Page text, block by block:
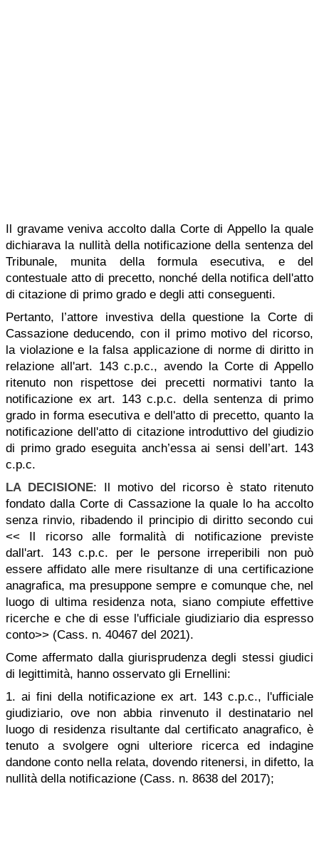
Il gravame veniva accolto dalla Corte di Appello la quale
dichiarava la nullità della notificazione della sentenza del
Tribunale, munita della formula esecutiva, e del
contestuale atto di precetto, nonché della notifica dell'atto
di citazione di primo grado e degli atti conseguenti.
Pertanto, l’attore investiva della questione la Corte di
Cassazione deducendo, con il primo motivo del ricorso,
la violazione e la falsa applicazione di norme di diritto in
relazione all'art. 143 c.p.c., avendo la Corte di Appello
ritenuto non rispettose dei precetti normativi tanto la
notificazione ex art. 143 c.p.c. della sentenza di primo
grado in forma esecutiva e dell'atto di precetto, quanto la
notificazione dell'atto di citazione introduttivo del giudizio
di primo grado eseguita anch’essa ai sensi dell’art. 143
c.p.c.
LA DECISIONE: Il motivo del ricorso è stato ritenuto
fondato dalla Corte di Cassazione la quale lo ha accolto
senza rinvio, ribadendo il principio di diritto secondo cui
<< Il ricorso alle formalità di notificazione previste
dall'art. 143 c.p.c. per le persone irreperibili non può
essere affidato alle mere risultanze di una certificazione
anagrafica, ma presuppone sempre e comunque che, nel
luogo di ultima residenza nota, siano compiute effettive
ricerche e che di esse l'ufficiale giudiziario dia espresso
conto>> (Cass. n. 40467 del 2021).
Come affermato dalla giurisprudenza degli stessi giudici
di legittimità, hanno osservato gli Ernellini:
1. ai fini della notificazione ex art. 143 c.p.c., l'ufficiale
giudiziario, ove non abbia rinvenuto il destinatario nel
luogo di residenza risultante dal certificato anagrafico, è
tenuto a svolgere ogni ulteriore ricerca ed indagine
dandone conto nella relata, dovendo ritenersi, in difetto, la
nullità della notificazione (Cass. n. 8638 del 2017);